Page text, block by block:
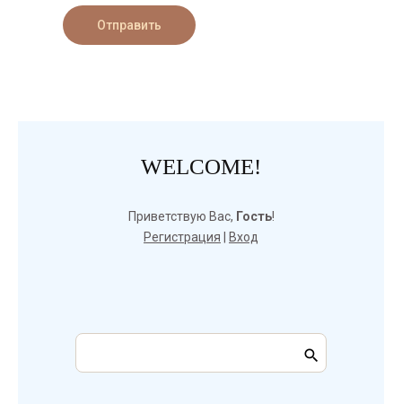
Отправить
WELCOME!
Приветствую Вас, Гость!
Регистрация
Вход